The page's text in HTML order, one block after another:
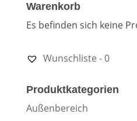
Warenkorb
Es befinden sich keine
Wunschliste -0
Produktkategorien
Außenbereich